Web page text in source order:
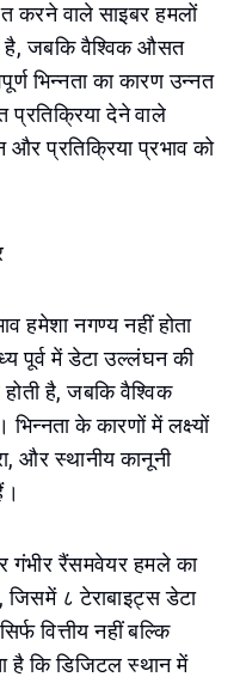
करने वाले साइबर हमलों
है, जबकि वैश्विक औसत
भिन्नता का कारण उन्नत
प्रतिक्रिया देने वाले
और प्रतिक्रिया प्रभाव को
हमेशा नगण्य नहीं होता
में डेटा उल्लंघन की
है, जबकि वैश्विक
के कारणों में लक्ष्यों
और स्थानीय कानूनी
गंभीर रैंसमवेयर हमले का
जिसमें ८ टेराबाइट्स डेटा
वित्तीय नहीं बल्कि
है कि डिजिटल स्थान में